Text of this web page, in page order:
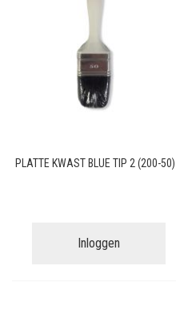
PLATTE KWAST BLUE TIP 2 (200-50)
Inloggen